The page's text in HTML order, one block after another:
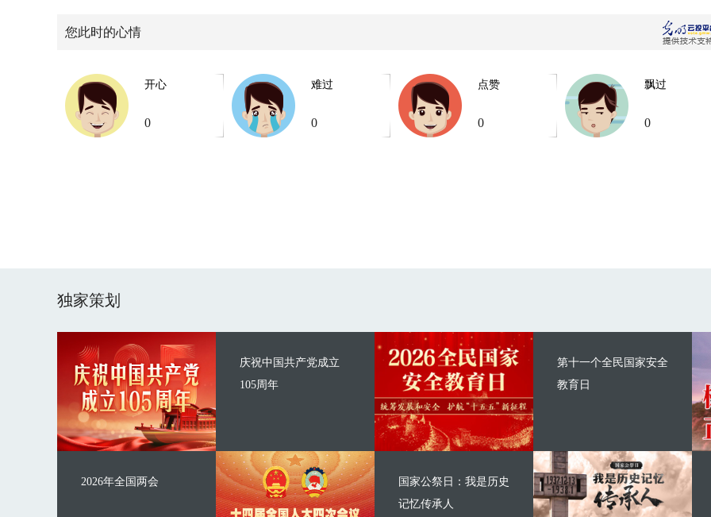
您此时的心情
开心
0
难过
0
点赞
0
飘过
0
独家策划
庆祝中国共产党成立
105周年
2026年全国两会
第十一个全民国家安全
教育日
国家公祭日：我是历史
记忆传承人